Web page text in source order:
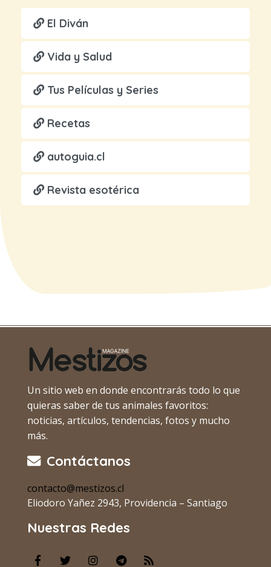
El Diván
Vida y Salud
Tus Películas y Series
Recetas
autoguia.cl
Revista esotérica
Un sitio web en donde encontrarás todo lo que
quieras saber de tus animales favoritos:
noticias, artículos, tendencias, fotos y mucho
más.
Contáctanos
contacto@mestizos.cl
Eliodoro Yañez 2943, Providencia – Santiago
Nuestras Redes